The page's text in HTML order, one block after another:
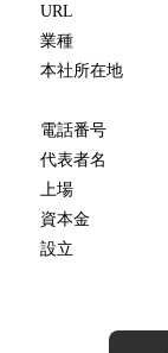
URL
業種
本社所在地
電話番号
代表者名
上場
資本金
設立